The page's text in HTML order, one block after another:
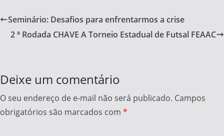
e
b
k
er e
Seminário: Desafios para enfrentarmos a crise
2 ª Rodada CHAVE A Torneio Estadual de Futsal FEAAC
Deixe um comentário
O seu endereço de e-mail não será publicado. Campos
obrigatórios são marcados com *